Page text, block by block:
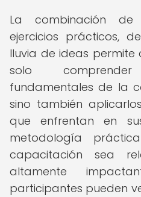
La combinación
ejercicios prácticos,
lluvia de ideas
solo
fundamentales de la
sino también
que enfrentan en
metodología
capacitación sea
altamente
participantes pueden